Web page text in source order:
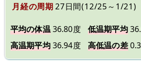
月経の周期27日間(12/25～1/21)
平均の体温36.80度 低温期平均
高温期平均36.94度 高低温の差